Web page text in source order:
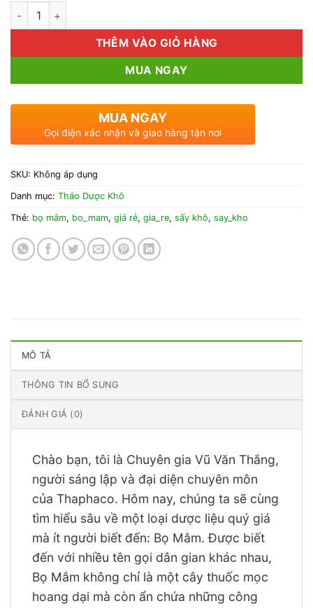
1kg Bọ Mắm Giá Rẻ số lượng
THÊM VÀO GIỎ HÀNG
MUA NGAY
MUA NGAY
Gọi điện xác nhận và giao hàng tận nơi
SKU: Không áp dụng
Danh mục: Thảo Dược Khô
Thẻ: bọ mắm, bo_mam, giá rẻ, gia_re, sấy khô, say_kho
MÔ TẢ
THÔNG TIN BỔ SUNG
ĐÁNH GIÁ (0)
Chào bạn, tôi là Chuyên gia Vũ Văn Thắng,
người sáng lập và đại diện chuyên môn
của Thaphaco. Hôm nay, chúng ta sẽ cùng
tìm hiểu sâu về một loại dược liệu quý giá
mà ít người biết đến: Bọ Mắm. Được biết
đến với nhiều tên gọi dân gian khác nhau,
Bọ Mắm không chỉ là một cây thuốc mọc
hoang dại mà còn ẩn chứa những công